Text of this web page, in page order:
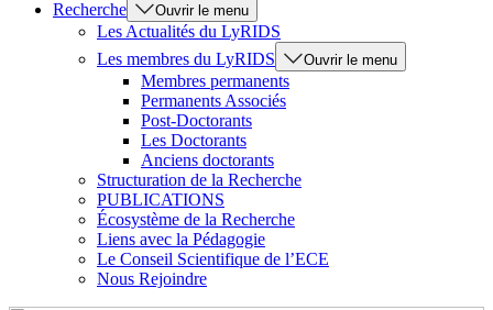
Recherche
Ouvrir le menu
Les Actualités du LyRIDS
Les membres du LyRIDS
Ouvrir le menu
Membres permanents
Permanents Associés
Post-Doctorants
Les Doctorants
Anciens doctorants
Structuration de la Recherche
PUBLICATIONS
Écosystème de la Recherche
Liens avec la Pédagogie
Le Conseil Scientifique de l’ECE
Nous Rejoindre